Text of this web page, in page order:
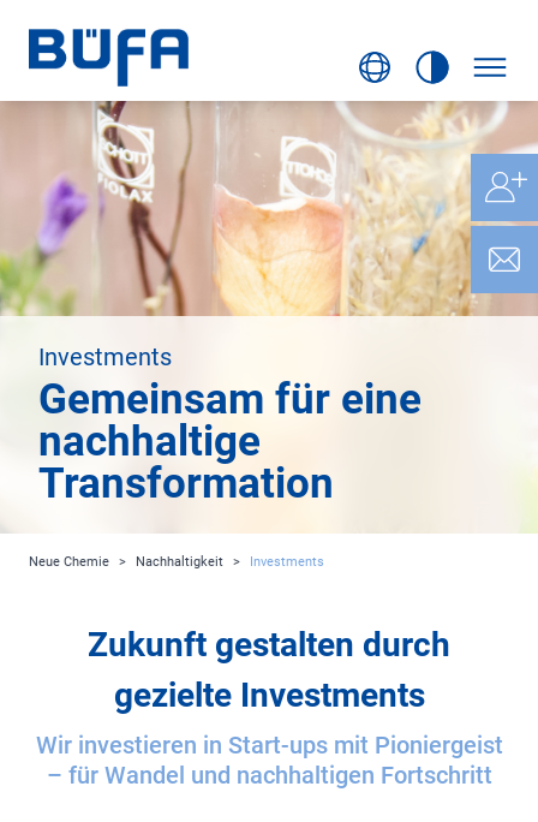
Investments
Gemeinsam für eine
nachhaltige
Transformation
Neue Chemie > Nachhaltigkeit > Investments
Zukunft gestalten durch
gezielte Investments
Wir investieren in Start-ups mit Pioniergeist
– für Wandel und nachhaltigen Fortschritt